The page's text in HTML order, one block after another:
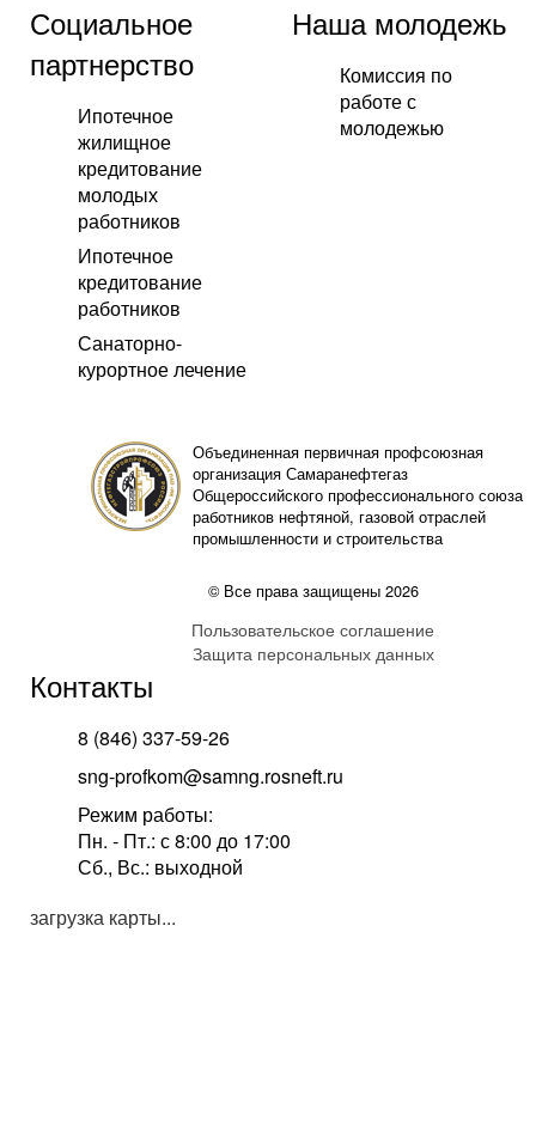
Социальное
партнерство
Ипотечное
жилищное
кредитование
молодых
работников
Ипотечное
кредитование
работников
Санаторно-
курортное лечение
Наша молодежь
Комиссия по
работе с
молодежью
Объединенная первичная профсоюзная
организация Самаранефтегаз
Общероссийского профессионального союза
работников нефтяной, газовой отраслей
промышленности и строительства
© Все права защищены 2026
Пользовательское соглашение
Защита персональных данных
Контакты
8 (846) 337-59-26
sng-profkom@samng.rosneft.ru
Режим работы:
Пн. - Пт.: с 8:00 до 17:00
Сб., Вс.: выходной
загрузка карты...